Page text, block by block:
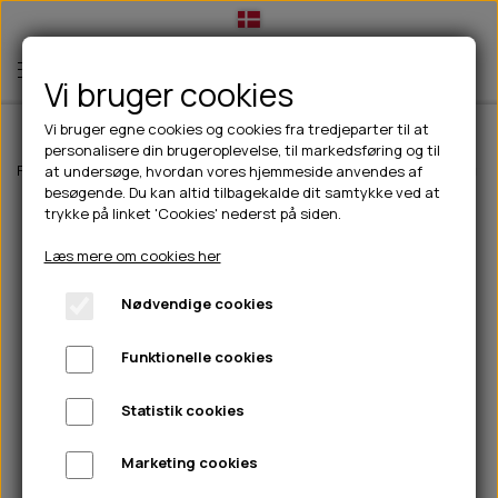
TIL HUND
💧FODER- VANDSKÅLE
CHICOPEE
GODBIDSTASKE
HALSBÅND
🦴 GODBIDDER & SNACKS
🍖 SMAGSVARIANTER
🎾 LEGETØJ
TÆNDER, ØRE, ØJE, POTER & NÆSE
🐾 UDSTYR & KOMFORT
TIL HUNDEEJER
DRIKKEFLASKER/TERMOFLASKER
HUER OG VANTER
PINEWOOD SALES
TIL KAT
TILBUD
NYHEDER
ABONNEMENT
Forside Til hunde Hundefoder Wolfsblut hundefoder Wolfsblut
Vi bruger cookies
Vi bruger egne cookies og cookies fra tredjeparter til at
personalisere din brugeroplevelse, til markedsføring og til
at undersøge, hvordan vores hjemmeside anvendes af
besøgende. Du kan altid tilbagekalde dit samtykke ved at
trykke på linket 'Cookies' nederst på siden.
Læs mere om cookies her
Nødvendige cookies
Funktionelle cookies
Statistik cookies
Marketing cookies